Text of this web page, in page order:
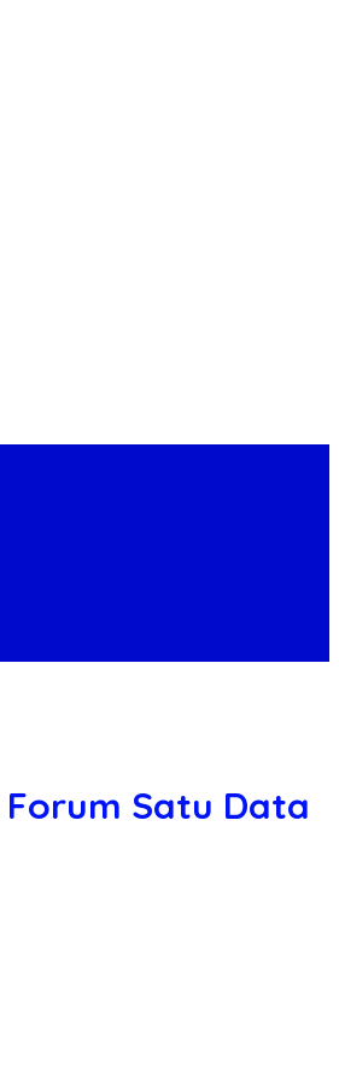
Satu Data